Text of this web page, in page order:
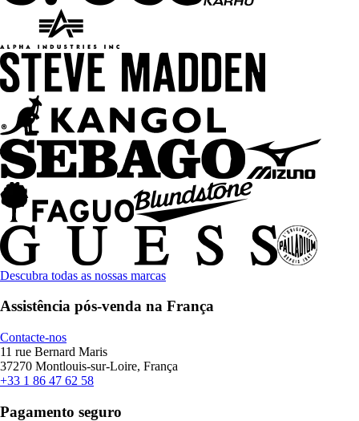
Descubra todas as nossas marcas
Assistência pós-venda na França
Contacte-nos
11 rue Bernard Maris
37270 Montlouis-sur-Loire, França
+33 1 86 47 62 58
Pagamento seguro